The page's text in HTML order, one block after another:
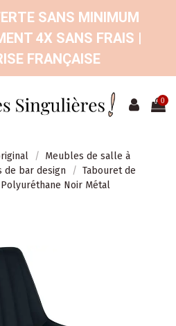
SANS MINIMUM
4X SANS FRAIS |
FRANÇAISE
0
Meubles de salle à
de bar design
Tabouret de
Noir Métal